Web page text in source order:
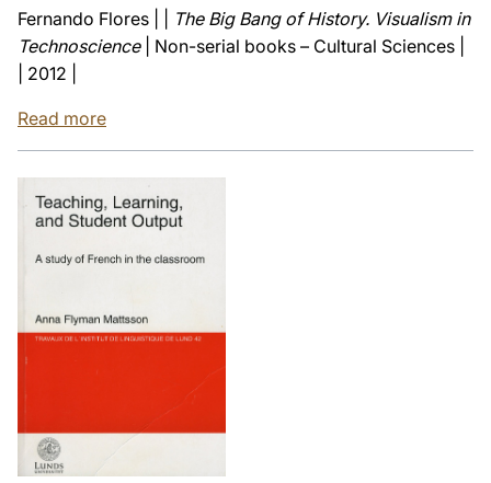
Fernando Flores | |
The Big Bang of History. Visualism in
Technoscience| Non-serial books – Cultural Sciences |
| 2012 |
Read more